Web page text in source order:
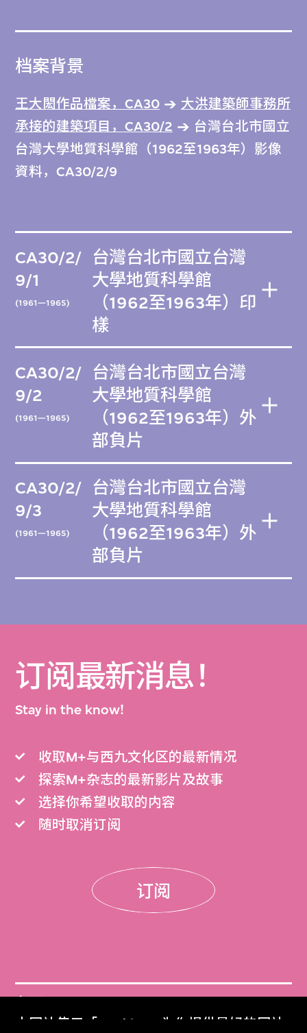
本网站使用「Cookies」为你提供最好的网站
档案背景
王大閎作品檔案，CA30
大洪建築師事務所
承接的建築項目，CA30/2
台灣台北市國立
台灣大學地質科學館（1962至1963年）影像
資料，CA30/2/9
CA30/2/
9/1
(1961—1965)
台灣台北市國立台灣
大學地質科學館
（1962至1963年）印
樣
CA30/2/
9/2
(1961—1965)
台灣台北市國立台灣
大學地質科學館
（1962至1963年）外
部負片
CA30/2/
9/3
(1961—1965)
台灣台北市國立台灣
大學地質科學館
（1962至1963年）外
部負片
订阅最新消息！
Stay in the know!
收取M+与西九文化区的最新情况
探索M+杂志的最新影片及故事
选择你希望收取的内容
随时取消订阅
订阅
门票